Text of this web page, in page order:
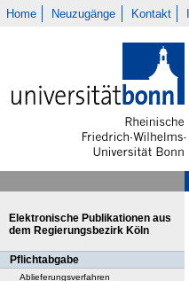
Home Neuzugänge Kontakt
Elektronische Publikationen aus
dem Regierungsbezirk Köln
Pflichtabgabe
Ablieferungsverfahren